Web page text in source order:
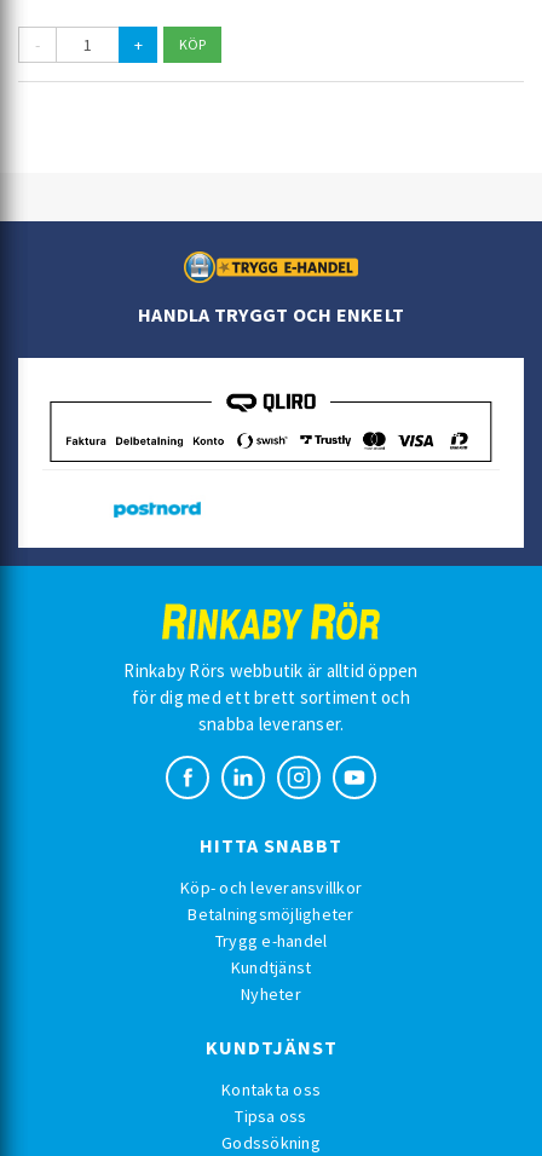
- +
HANDLA TRYGGT OCH ENKELT
Rinkaby Rörs webbutik är alltid öppen
för dig med ett brett sortiment och
snabba leveranser.
HITTA SNABBT
Köp- och leveransvillkor
Betalningsmöjligheter
Trygg e-handel
Kundtjänst
Nyheter
KUNDTJÄNST
Kontakta oss
Tipsa oss
Godssökning